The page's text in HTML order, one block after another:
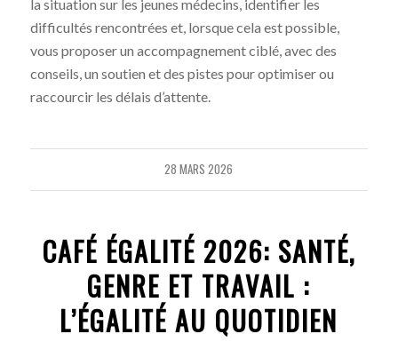
la situation sur les jeunes médecins, identifier les
difficultés rencontrées et, lorsque cela est possible,
vous proposer un accompagnement ciblé, avec des
conseils, un soutien et des pistes pour optimiser ou
raccourcir les délais d’attente.
28 MARS 2026
CAFÉ ÉGALITÉ 2026: SANTÉ,
GENRE ET TRAVAIL :
L’ÉGALITÉ AU QUOTIDIEN